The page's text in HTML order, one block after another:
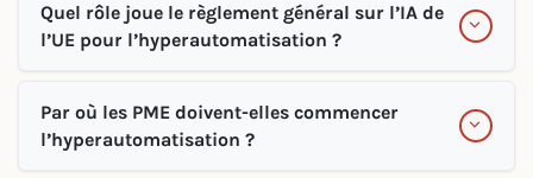
Quel rôle joue le règlement général sur l’IA de
l’UE pour l’hyperautomatisation ?
Par où les PME doivent-elles commencer
l’hyperautomatisation ?